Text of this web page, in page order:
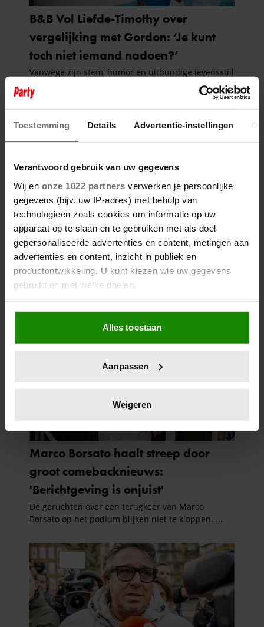
Toestemming Details Advertentie-instellingen
Verantwoord gebruik van uw gegevens
Wij en onze 1022 partners verwerken je persoonlijke
gegevens (bijv. uw IP-adres) met behulp van
technologieën zoals cookies om informatie op uw
apparaat op te slaan en te gebruiken met als doel
gepersonaliseerde advertenties en content, metingen aan
advertenties en content, inzicht in publiek en
productontwikkeling. U kunt kiezen wie uw gegevens
gebruikt en met welke doelen.
Als u het toestaat, willen we ook graag:
Informatie verzamelen over uw geografische
locatie, die tot een paar meter nauwkeurig kan zijn
scannen op specifieke eigenschappen (fingerprinting)
verwerkt en stel uw voorkeuren in het
intrekken in de Cookieverklaring.
We gebruiken cookies om content en advertenties te
personaliseren, om functies voor social media te bieden
en om ons websiteverkeer te analyseren. Ook delen we
informatie over uw gebruik van onze site met onze
partners voor social media, adverteren en analyse. Deze
informatie die u aan ze heeft verstrekt of die ze hebben
verzameld op basis van uw gebruik van hun services. U
gaat akkoord met onze cookies als u onze website blijft
gebruiken.
Alles toestaan
Aanpassen
Weigeren